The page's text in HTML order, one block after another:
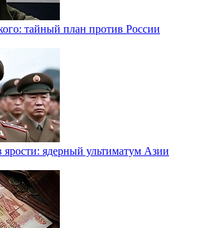
тайный план против России
ядерный ультиматум Азии